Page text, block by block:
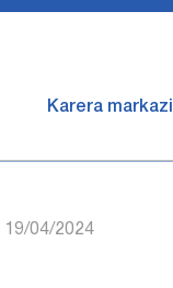
Karera markazi
19/04/2024